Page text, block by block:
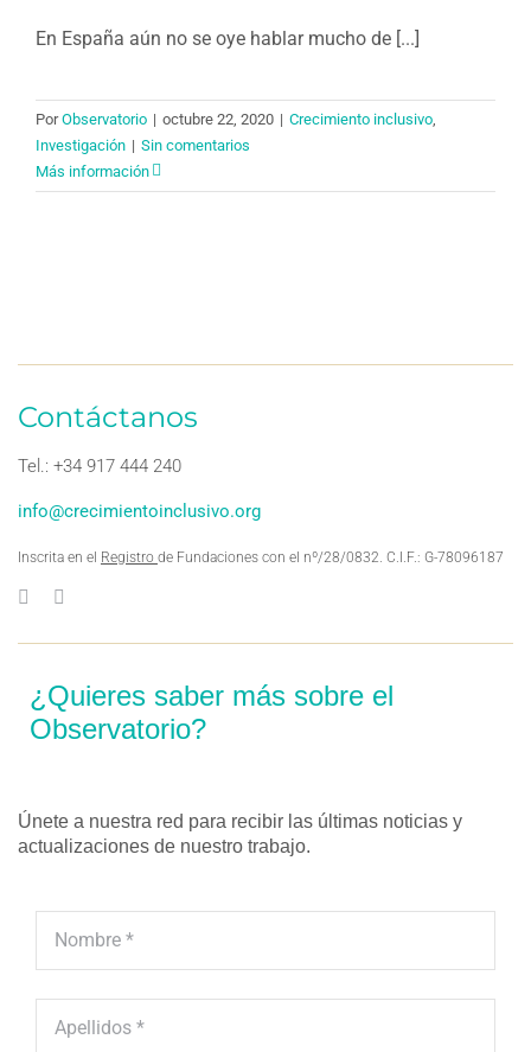
En España aún no se oye hablar mucho de [...]
PorObservatorio | octubre 22, 2020 | Crecimiento inclusivo
Investigación | Sin comentarios
Más información
Contáctanos
Tel.: +34 917 444 240
info@crecimientoinclusivo.org
Inscrita en el Registro de Fundaciones con el nº/28/0832. C.I.F.: G-78096187
¿Quieres saber más sobre el
Observatorio?
Únete a nuestra red para recibir las últimas noticias y
actualizaciones de nuestro trabajo.